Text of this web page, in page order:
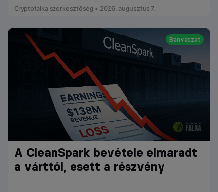
Cryptofalka szerkesztőség • 2026. augusztus 7.
Bányászat
A CleanSpark bevétele elmaradt
a várttól, esett a részvény